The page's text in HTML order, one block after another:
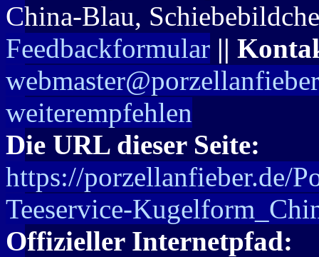
China-Blau,
Feedbackformular ||
weiterempfehlen
Die URL dieser Seite:
https://porzellanfieber.de/
Teeservice-
Offizieller Internetpfad: